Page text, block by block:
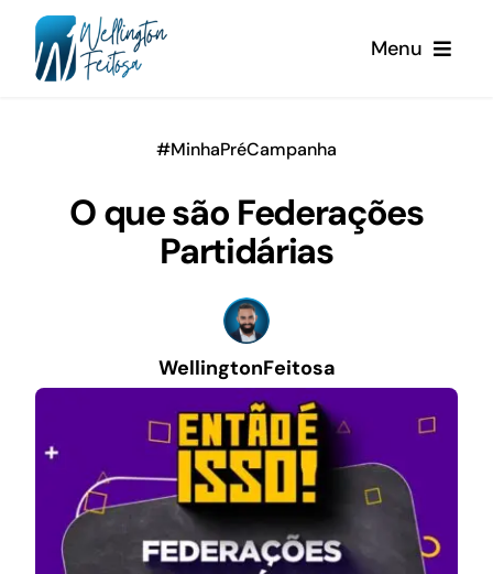
para
Menu
Sobre Nós
Blog
#MinhaPréCampanha
O que são Federações
Partidárias
WellingtonFeitosa